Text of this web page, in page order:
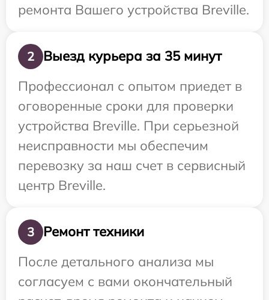
ремонта Вашего устройства Breville.
2
Выезд курьера за 35 минут
Профессионал с опытом приедет в
оговоренные сроки для проверки
устройства Breville. При серьезной
неисправности мы обеспечим
перевозку за наш счет в сервисный
центр Breville.
3
Ремонт техники
После детального анализа мы
согласуем с вами окончательный